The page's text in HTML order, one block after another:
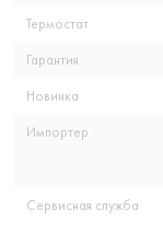
Термостат
Гарантия
Новинка
Импортер
Сервисная служба